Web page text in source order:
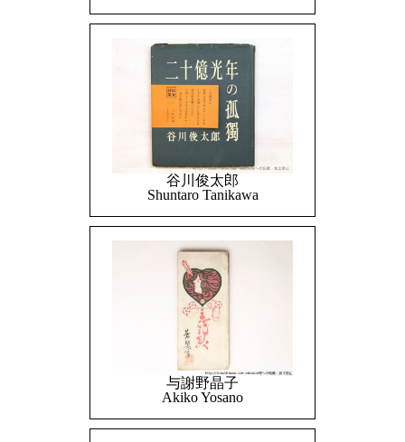
谷川俊太郎
Shuntaro Tanikawa
与謝野晶子
Akiko Yosano